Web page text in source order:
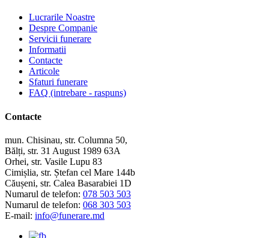
Lucrarile Noastre
Despre Companie
Servicii funerare
Informatii
Contacte
Articole
Sfaturi funerare
FAQ (intrebare - raspuns)
Contacte
mun. Chisinau, str. Columna 50,
Bălți, str. 31 August 1989 63A
Orhei, str. Vasile Lupu 83
Cimișlia, str. Ștefan cel Mare 144b
Căușeni, str. Calea Basarabiei 1D
Numarul de telefon: 078 503 503
Numarul de telefon: 068 303 503
E-mail: info@funerare.md